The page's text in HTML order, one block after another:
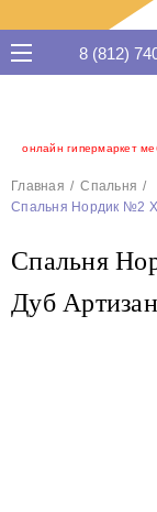
онлайн гипермаркет
8 (812)
Главная
Спальня
Спальня Нордик №2
Спальня
Дуб Артизан